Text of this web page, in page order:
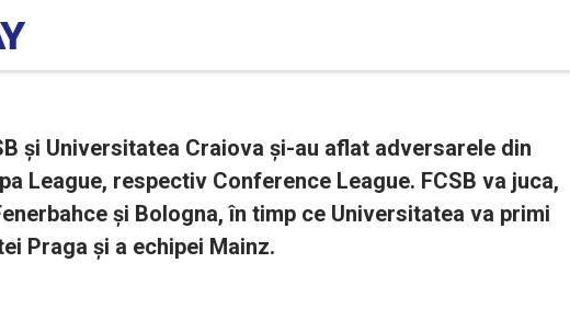
și Universitatea Craiova și-au aflat adversarele din
League, respectiv Conference League. FCSB va juca,
și Bologna, în timp ce Universitatea va primi
Praga și a echipei Mainz.